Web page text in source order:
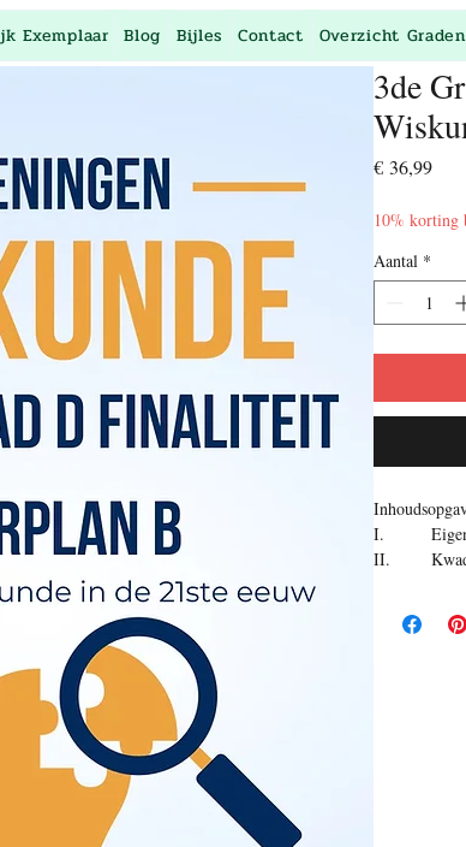
Exemplaar Blog Bijles Contact Overzicht Graden
3de
€ 36,99Prijs
10% korting
Aantal *
I.
II.
IV.
V.